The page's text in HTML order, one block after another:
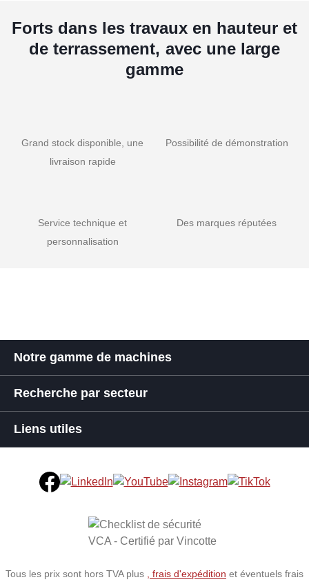
Forts dans les travaux en hauteur et
de terrassement, avec une large
gamme
Grand stock disponible, une
livraison rapide
Possibilité de démonstration
Service technique et
personnalisation
Des marques réputées
Notre gamme de machines
Recherche par secteur
Liens utiles
Tous les prix sont hors TVA plus , frais d'expédition et éventuels frais